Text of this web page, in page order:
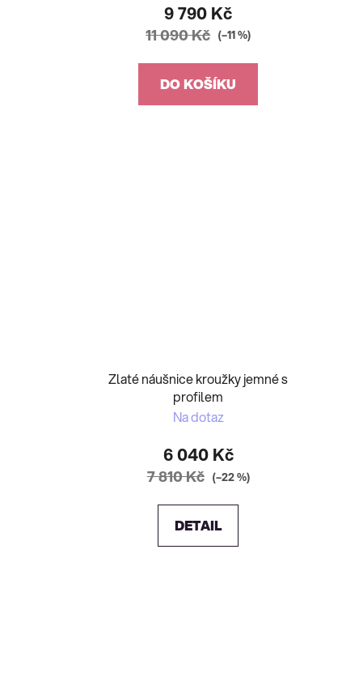
9 790 Kč
11 090 Kč (–11 %)
DO KOŠÍKU
Zlaté náušnice kroužky jemné s
profilem
Na dotaz
6 040 Kč
7 810 Kč (–22 %)
DETAIL